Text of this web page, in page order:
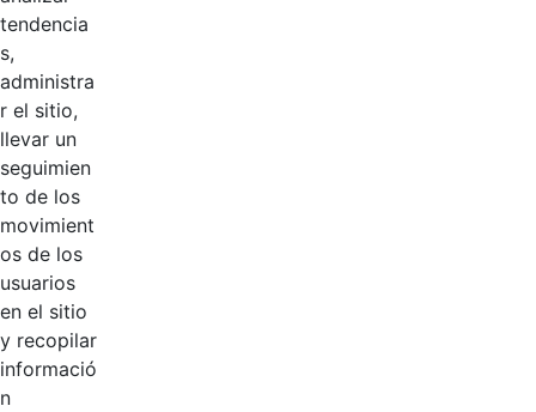
0 de 2 Artículos seleccionados/as
Inicio
Logo VUSON
Selección del elemento
Título
tendencia
s,
administra
r el sitio,
llevar un
seguimien
to de los
movimient
os de los
usuarios
en el sitio
y recopilar
informació
n